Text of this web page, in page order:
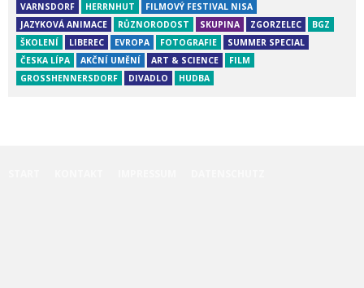
VARNSDORF
HERRNHUT
FILMOVÝ FESTIVAL NISA
JAZYKOVÁ ANIMACE
RŮZNORODOST SKUPINA ZGORZELEC
BGZ
ŠKOLENÍ
LIBEREC EVROPA FOTOGRAFIE
SUMMER SPECIAL
ČESKA LÍPA
AKČNÍ UMĚNÍ ART & SCIENCE
FILM
GROSSHENNERSDORF
DIVADLO HUDBA